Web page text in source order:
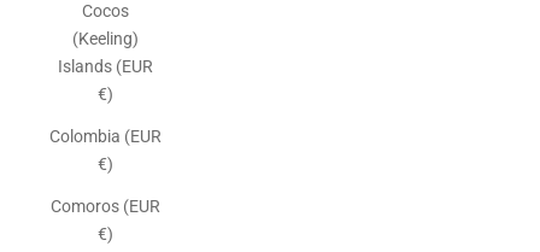
Cocos
(Keeling)
Islands (EUR
€)
Colombia (EUR
€)
Comoros (EUR
€)